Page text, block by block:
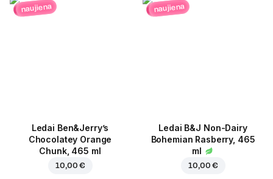
naujiena
Ledai Ben&Jerry’s
Chocolatey Orange
Chunk, 465 ml
10,00 €
naujiena
Ledai B&J Non-Dairy
Bohemian Rasberry, 465
ml
10,00 €